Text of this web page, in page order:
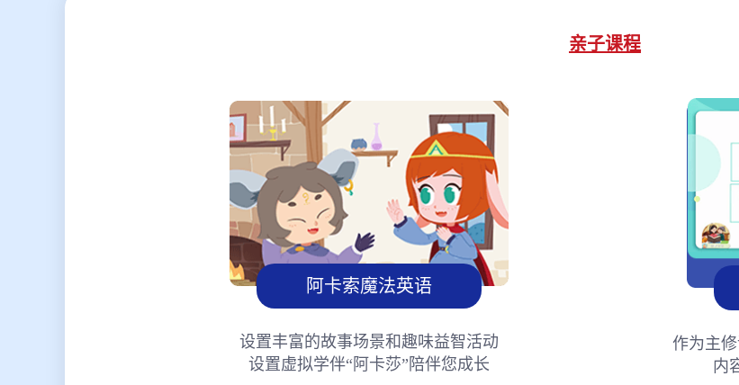
亲子课程
阿卡索魔法英语
设置丰富的故事场景和趣味益智活动
设置虚拟学伴“阿卡莎”陪伴您成长
作为主
内